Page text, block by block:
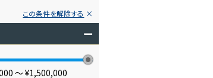
この条件を解除する
ー
〜¥1,500,000